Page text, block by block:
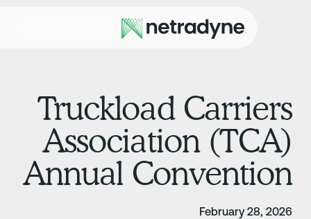
Truckload
Association
Annual
February 28,